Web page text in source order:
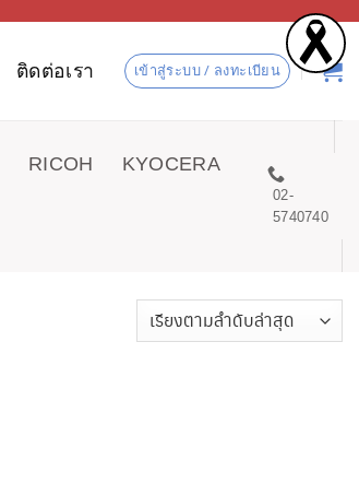
ติดต่อเรา เข้าสู่ระบบ / ลงทะเบียน
RICOH KYOCERA
02-
5740740